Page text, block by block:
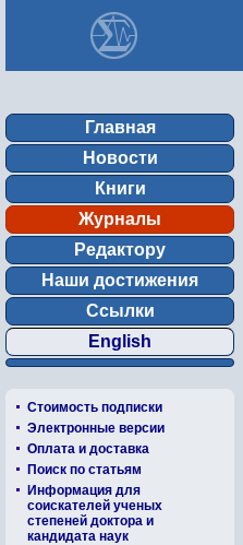
Главная
Новости
Книги
Журналы
Редактору
Наши достижения
Ссылки
English
Стоимость подписки
Электронные версии
Оплата и доставка
Поиск по статьям
Информация для
соискателей ученых
степеней доктора и
кандидата наук